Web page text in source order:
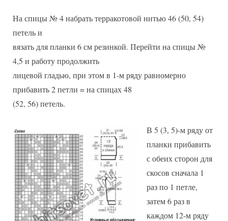
На спицы № 4 набрать терракотовой нитью 46 (50, 54)
петель и
вязать для планки 6 см резинкой. Перейти на спицы №
4,5 и работу продолжить
лицевой гладью, при этом в 1-м ряду равномерно
прибавить 2 петли = на спицах 48
(52, 56) петель.
В 5 (3, 5)-м ряду от
планки прибавить
с обеих сторон для
скосов сначала 1
раз по 1 петле,
затем 6 раз в
каждом 12-м ряду